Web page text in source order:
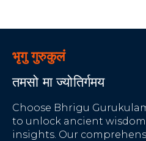
भृगु गुरुकुलं
तमसो मा ज्योतिर्गमय
Choose Bhrigu
to unlock ancient
insights. Our